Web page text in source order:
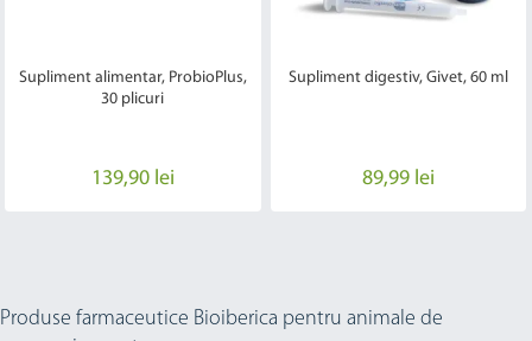
Supliment alimentar, ProbioPlus,
30 plicuri
139,90 lei
Supliment digestiv, Givet, 60 ml
89,99 lei
Produse farmaceutice Bioiberica pentru animale de